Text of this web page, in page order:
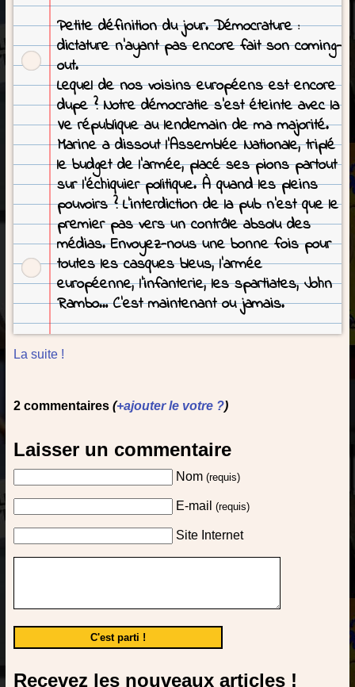
Petite définition du jour. Démocrature :
dictature n’ayant pas encore fait son coming-
out.
Lequel de nos voisins européens est encore
dupe ? Notre démocratie s’est éteinte avec la
Ve république au lendemain de ma majorité.
Marine a dissout l’Assemblée Nationale, triplé
le budget de l’armée, placé ses pions partout
sur l’échiquier politique. À quand les pleins
pouvoirs ? L’interdiction de la pub n’est que le
premier pas vers un contrôle absolu des
médias. Envoyez-nous une bonne fois pour
toutes les casques bleus, l’armée
européenne, l’infanterie, les spartiates, John
Rambo… C’est maintenant ou jamais.
La suite !
2 commentaires (+ajouter le votre ?)
Laisser un commentaire
Nom (requis)
E-mail (requis)
Site Internet
Recevez les nouveaux articles !